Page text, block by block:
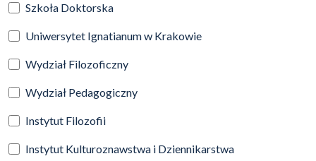
Szkoła Doktorska
Uniwersytet Ignatianum w Krakowie
Wydział Filozoficzny
Wydział Pedagogiczny
Instytut Filozofii
Instytut Kulturoznawstwa i Dziennikarstwa